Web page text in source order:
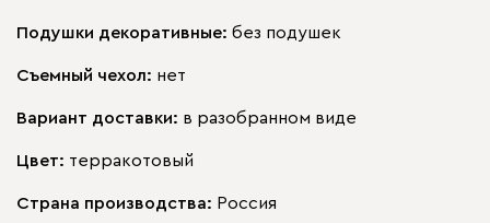
Подушки декоративные: без подушек
Съемный чехол: нет
Вариант доставки: в разобранном виде
Цвет: терракотовый
Страна производства: Россия